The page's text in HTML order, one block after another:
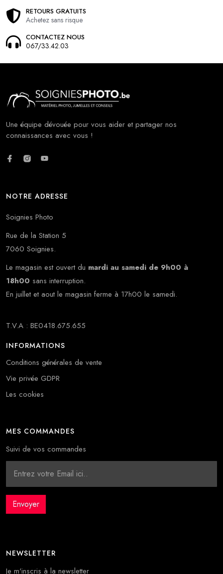
RETOURS GRATUITS
Achetez sans risque
CONTACTEZ NOUS
067/33.42.03
Une équipe dévouée pour vous aider et partager nos
connaissances avec vous !
NOTRE ADRESSE
Soignies Photo
Rue de la Station 5
7060 Soignies.
Le magasin est ouvert du mardi au samedi de 9h00 à
18h00 sans interruption.
En juillet et aout le magasin ferme à 17h00 le samedi.
T.V.A : BE0418.675.655
INFORMATIONS
Conditions générales de vente
Vie privée GDPR
Les cookies
MES COMMANDES
Suivi de vos commandes
NEWSLETTER
Je m'inscris à la newsletter